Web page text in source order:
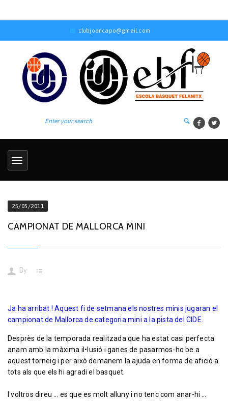
clubjoancapo@gmail.com
25/05/2011
CAMPIONAT DE MALLORCA MINI
By
Ja ha arribat ! Aquest fi de setmana els nostres minis jugaran el
campionat de Mallorca de categoria mini a la pista del CIDE.
Desprès de la temporada realitzada que ha estat casi perfecta
anam amb la màxima il•lusió i ganes de pasarmos-ho be a
aquest torneig i per això demanem la ajuda en forma de afició a
tots als que els hi agradi el basquet.
I voltros direu … es que es molt alluny i no tenc com anar-hi …